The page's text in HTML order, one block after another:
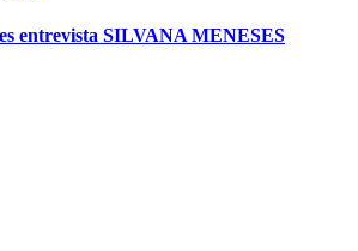
entrevista SILVANA MENESES